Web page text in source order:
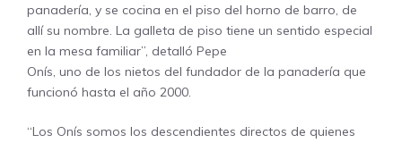
panadería, y se cocina en el piso del horno de barro, de
allí su nombre. La galleta de piso tiene un sentido especial
en la mesa familiar”, detalló Pepe
Onís, uno de los nietos del fundador de la panadería que
funcionó hasta el año 2000.
“Los Onís somos los descendientes directos de quienes